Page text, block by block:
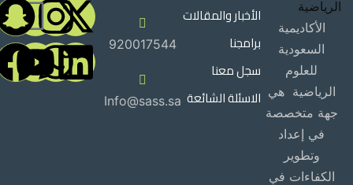
الأكاديمية
السعودية
للعلوم
الرياضية هي
جهة متخصصة
في إعداد
وتطوير
الكفاءات في
الأخبار والمقالات
برامجنا
سجل معنا
الاسئلة الشائعة
920017544
Info@sass.sa